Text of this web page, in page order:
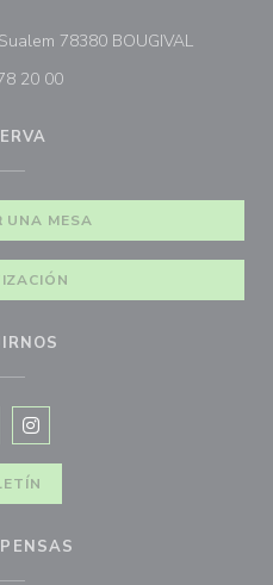
78380 BOUGIVAL((abre en
20 00
UNA MESA
((abre en una nueva
Instagram ((abre en una